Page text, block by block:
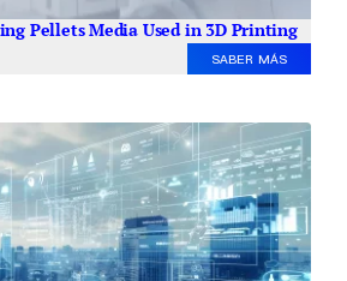
Pellets Media Used in 3D Printing
SABER MÁS